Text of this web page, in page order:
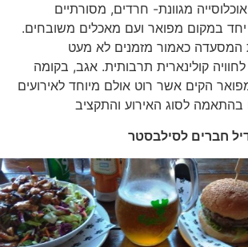
מגוונת- חרדים, מסורתיים
במקום מפואר ועם מאכלים משובחים.
כאמור מזמנים לא מעט
קולינארית תרבותית. אגב, בקומה
הקים אשר רוט אולם מיוחד לאירועים
לסוג האירוע והתקציב
חברים לסילבסטר